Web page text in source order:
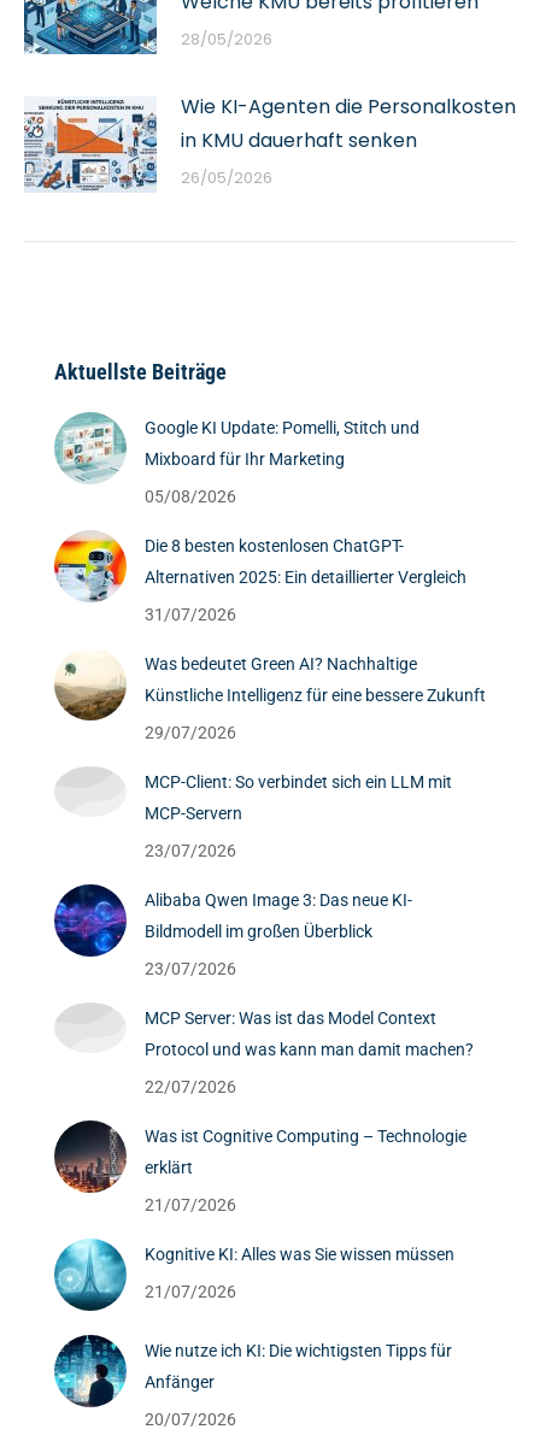
28/05/2026
Wie KI-Agenten die Personalkosten
in KMU dauerhaft senken
26/05/2026
Aktuellste Beiträge
Google KI Update: Pomelli, Stitch und
Mixboard für Ihr Marketing
05/08/2026
Die 8 besten kostenlosen ChatGPT-
Alternativen 2025: Ein detaillierter Vergleich
31/07/2026
Was bedeutet Green AI? Nachhaltige
Künstliche Intelligenz für eine bessere Zukunft
29/07/2026
MCP-Client: So verbindet sich ein LLM mit
MCP-Servern
23/07/2026
Alibaba Qwen Image 3: Das neue KI-
Bildmodell im großen Überblick
23/07/2026
MCP Server: Was ist das Model Context
Protocol und was kann man damit machen?
22/07/2026
Was ist Cognitive Computing – Technologie
erklärt
21/07/2026
Kognitive KI: Alles was Sie wissen müssen
21/07/2026
Wie nutze ich KI: Die wichtigsten Tipps für
Anfänger
20/07/2026